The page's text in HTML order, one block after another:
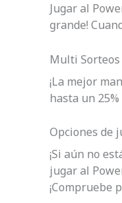
Jugar al
grande!
Multi Sorteos
¡La mejor
hasta un
Opciones de
¡Si aún no
jugar al
¡Compruebe